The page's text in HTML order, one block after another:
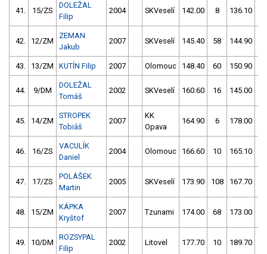
41. 15/ZS
DOLEŽAL
Filip
2004 SKVeselí 142.00 8 136.10
42. 12/ZM
ZEMAN
Jakub
2007 SKVeselí 145.40 58 144.90
43. 13/ZM KUTÍN Filip 2007 Olomouc 148.40 60 150.90
44. 9/DM
DOLEŽAL
Tomáš
2002 SKVeselí 160.60 16 145.00
45. 14/ZM
STROPEK
Tobiáš
2007
KK
Opava
164.90 6 178.00
46. 16/ZS
VACULÍK
Daniel
2004 Olomouc 166.60 10 165.10
47. 17/ZS
POLÁŠEK
Martin
2005 SKVeselí 173.90 108 167.70
48. 15/ZM
KÁPKA
Kryštof
2007 Tzunami 174.00 68 173.00
49. 10/DM
ROZSYPAL
Filip
2002 Litovel 177.70 10 189.70